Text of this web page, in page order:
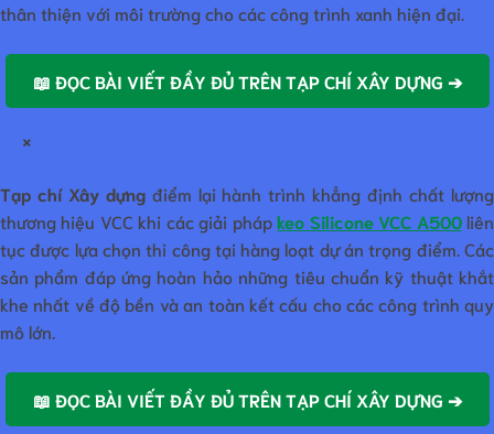
thân thiện với môi trường cho các công trình xanh hiện đại.
📖 ĐỌC BÀI VIẾT ĐẦY ĐỦ TRÊN TẠP CHÍ XÂY DỰNG ➔
×
Tạp chí Xây dựngđiểm lại hành trình khẳng định chất lượng
thương hiệu VCC khi các giải phápkeo Silicone VCC A500liên
tục được lựa chọn thi công tại hàng loạt dự án trọng điểm. Các
sản phẩm đáp ứng hoàn hảo những tiêu chuẩn kỹ thuật khắt
khe nhất về độ bền và an toàn kết cấu cho các công trình quy
mô lớn.
📖 ĐỌC BÀI VIẾT ĐẦY ĐỦ TRÊN TẠP CHÍ XÂY DỰNG ➔